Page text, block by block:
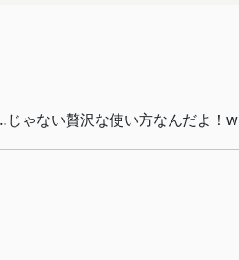
ゃない贅沢な使い方なんだよ！w